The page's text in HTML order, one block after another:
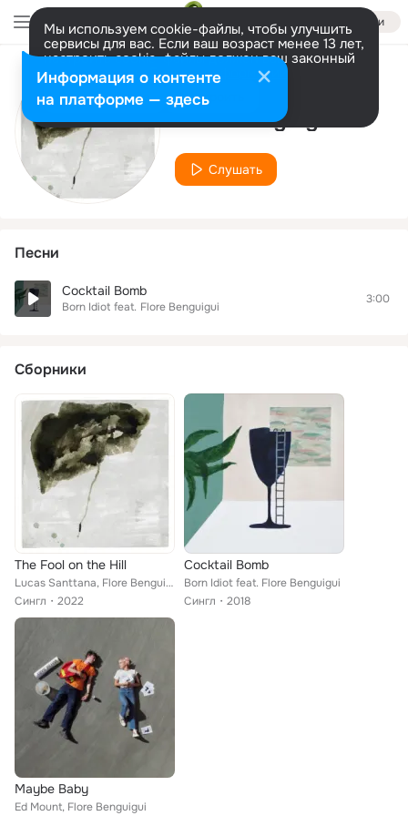
Войти
Мы используем cookie-файлы, чтобы улучшить
сервисы для вас. Если ваш возраст менее 13 лет,
настроить cookie-файлы должен ваш законный
представитель. Больше информации
Разрешить все Настроить
Исполнитель
Flore Benguigui
Слушать
Песни
Cocktail Bomb
Born Idiot feat. Flore Benguigui
3:00
Сборники
The Fool on the Hill
Lucas Santtana, Flore Benguigui
Сингл
2022
Cocktail Bomb
Born Idiot feat. Flore Benguigui
Сингл
2018
Maybe Baby
Ed Mount, Flore Benguigui
Информация о контенте
на платформе — здесь